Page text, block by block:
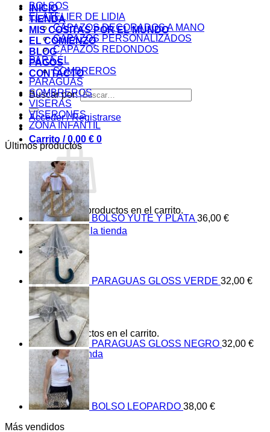
INICIO
TIENDA
MIS COSITAS POR EL MUNDO
EL COMIENZO
BLOG
PAGOS
CONTACTO
Buscar por:
Acceder / Registrarse
Carrito /0,00 € 0
No hay productos en el carrito.
Volver a la tienda
0
Carrito
No hay productos en el carrito.
Volver a la tienda
BOLSOS
EL ATELIER DE LIDIA
CAPAZOS DECORADOS A MANO
CAPAZOS PERSONALIZADOS
CAPAZOS REDONDOS
PARA ÉL
SOMBREROS
PARAGUAS
SOMBREROS
VISERAS
VISERONES
ZONA INFANTIL
Últimos productos
BOLSO YUTE Y PLATA 36,00 €
PARAGUAS GLOSS VERDE 32,00 €
PARAGUAS GLOSS NEGRO 32,00 €
BOLSO LEOPARDO 38,00 €
Más vendidos